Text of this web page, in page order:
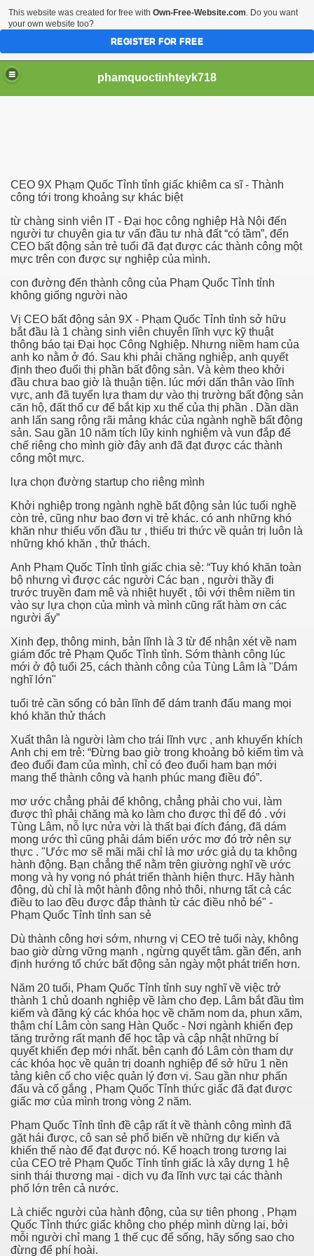
phamquoctinhteyk718
CEO 9X Phạm Quốc Tỉnh tỉnh giấc khiêm ca sĩ - Thành
công tới trong khoảng sự khác biệt
từ chàng sinh viên IT - Đại học công nghiệp Hà Nội đến
người tư chuyên gia tư vấn đầu tư nhà đất “có tầm”, đến
CEO bất động sản trẻ tuổi đã đạt được các thành công một
mực trên con được sự nghiệp của mình.
con đường đến thành công của Phạm Quốc Tỉnh tỉnh
không giống người nào
Vị CEO bất động sản 9X - Phạm Quốc Tỉnh tỉnh sở hữu
bắt đầu là 1 chàng sinh viên chuyên lĩnh vực kỹ thuật
thông báo tại Đại học Công Nghiệp. Nhưng niềm ham của
anh ko nằm ở đó. Sau khi phải chăng nghiệp, anh quyết
định theo đuổi thị phần bất động sản. Và kèm theo khởi
đầu chưa bao giờ là thuận tiện. lúc mới dấn thân vào lĩnh
vực, anh đã tuyển lựa tham dự vào thị trường bất động sản
căn hộ, đất thổ cư để bắt kịp xu thế của thị phần . Dần dần
anh lấn sang rộng rãi mảng khác của ngành nghề bất động
sản. Sau gần 10 năm tích lũy kinh nghiệm và vun đắp đế
chế riêng cho mình giờ đây anh đã đạt được các thành
công một mực.
lựa chọn đường startup cho riêng mình
Khởi nghiệp trong ngành nghề bất động sản lúc tuổi nghề
còn trẻ, cũng như bao đơn vị trẻ khác. có anh những khó
khăn như thiếu vốn đầu tư , thiếu tri thức về quản trị luôn là
những khó khăn , thử thách.
Anh Phạm Quốc Tỉnh tỉnh giấc chia sẻ: “Tuy khó khăn toàn
bộ nhưng vì được các người Các bạn , người thầy đi
trước truyền đam mê và nhiệt huyết , tôi với thêm niềm tin
vào sự lựa chọn của mình và mình cũng rất hàm ơn các
người ấy”
Xinh đẹp, thông minh, bản lĩnh là 3 từ để nhận xét về nam
giám đốc trẻ Phạm Quốc Tỉnh tỉnh. Sớm thành công lúc
mới ở độ tuổi 25, cách thành công của Tùng Lâm là "Dám
nghĩ lớn"
tuổi trẻ cần sống có bản lĩnh để dám tranh đấu mang mọi
khó khăn thử thách
Xuất thân là người làm cho trái lĩnh vực , anh khuyến khích
Anh chị em trẻ: “Đừng bao giờ trong khoảng bỏ kiếm tìm và
đeo đuổi đam của mình, chỉ có đeo đuổi ham bạn mới
mang thể thành công và hạnh phúc mang điều đó”.
mơ ước chẳng phải để không, chẳng phải cho vui, làm
được thì phải chăng mà ko làm cho được thì để đó . với
Tùng Lâm, nỗ lực nửa vời là thất bại đích đáng, đã dám
mong ước thì cũng phải dám biến ước mơ đó trở nên sự
thực . "Ước mơ sẽ mãi mãi chỉ là mơ ước giả dụ ta không
hành động. Bạn chẳng thể nằm trên giường nghĩ về ước
mong và hy vọng nó phát triển thành hiện thực. Hãy hành
động, dù chỉ là một hành động nhỏ thôi, nhưng tất cả các
điều to lao đều được đắp thành từ các điều nhỏ bé" -
Phạm Quốc Tỉnh tỉnh san sẻ
Dù thành công hơi sớm, nhưng vị CEO trẻ tuổi này, không
bao giờ dừng vững mạnh , ngừng quyết tâm. gần đến, anh
định hướng tổ chức bất động sản ngày một phát triển hơn.
Năm 20 tuổi, Phạm Quốc Tỉnh tỉnh suy nghĩ về việc trở
thành 1 chủ doanh nghiệp về làm cho đẹp. Lâm bắt đầu tìm
kiếm và đăng ký các khóa học về chăm nom da, phun xăm,
thậm chí Lâm còn sang Hàn Quốc - Nơi ngành khiến đẹp
tăng trưởng rất mạnh để học tập và cập nhật những bí
quyết khiến đẹp mới nhất. bên cạnh đó Lâm còn tham dự
các khóa học về quản trị doanh nghiệp để sở hữu 1 nền
tảng kiên cố cho việc quản lý đơn vị. Sau gần như phấn
đấu và cố gắng , Phạm Quốc Tỉnh thức giấc đã đạt được
giấc mơ của mình trong vòng 2 năm.
Phạm Quốc Tỉnh tỉnh đề cập rất ít về thành công mình đã
gặt hái được, cô san sẻ phổ biến về những dự kiến và
khiến thế nào để đạt được nó. Kế hoạch trong tương lai
của CEO trẻ Phạm Quốc Tỉnh tỉnh giấc là xây dựng 1 hệ
sinh thái thương mại - dịch vụ đa lĩnh vực tại các thành
phố lớn trên cả nước.
Là chiếc người của hành động, của sự tiên phong , Phạm
Quốc Tỉnh thức giấc không cho phép mình dừng lại, bởi
mỗi người chỉ mang 1 thế cục để sống, hãy sống sao cho
đừng để phí hoài.
This website was created for free with Own-Free-Website.com. Do you want
your own website too?
REGISTER FOR FREE